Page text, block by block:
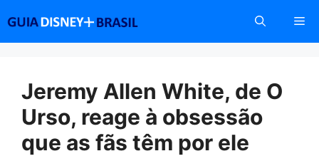
conteúdo
Jeremy Allen White, de O
Urso, reage à obsessão
que as fãs têm por ele